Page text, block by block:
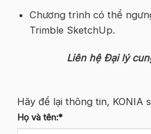
Chương trình có thể
Trimble SketchUp.
Liên hệ Đại lý
Hãy để lại thông tin, KONIA
Họ và tên:*